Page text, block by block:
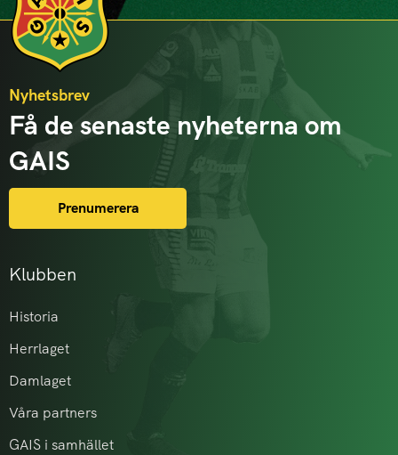
Klubben
Historia
Herrlaget
Damlaget
Våra partners
GAIS i samhället
Nyhetsbrev
Få de senaste nyheterna om
GAIS
Prenumerera